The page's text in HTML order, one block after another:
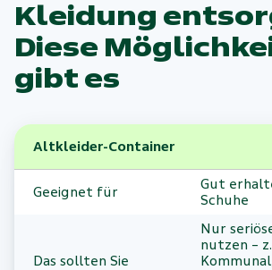
Kleidung
Diese
gibt es
Altkleider-Container
Geeignet für
Gut
Schuhe
Das sollten Sie
Nur
nutzen – z.